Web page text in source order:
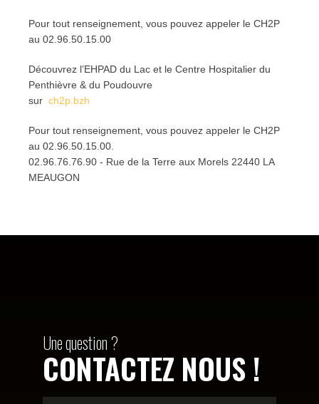
Pour tout renseignement, vous pouvez appeler le CH2P
au 02.96.50.15.00
Découvrez l’EHPAD du Lac et le Centre Hospitalier du
Penthièvre & du Poudouvre
sur ch2p.bzh
Pour tout renseignement, vous pouvez appeler le CH2P
au 02.96.50.15.00.
02.96.76.76.90 - Rue de la Terre aux Morels 22440 LA
MEAUGON
Une question ?
CONTACTEZ NOUS !